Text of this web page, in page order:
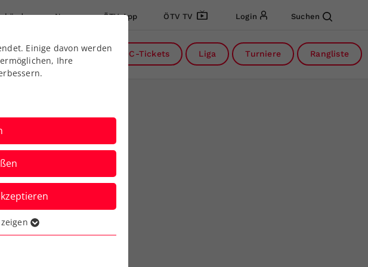
News ÖTV App ÖTV TV Login Suchen
uns DC-Tickets Liga Turniere Rangliste
ab
Einige davon werden
Ihre
Funktionen der
dass die Webseite